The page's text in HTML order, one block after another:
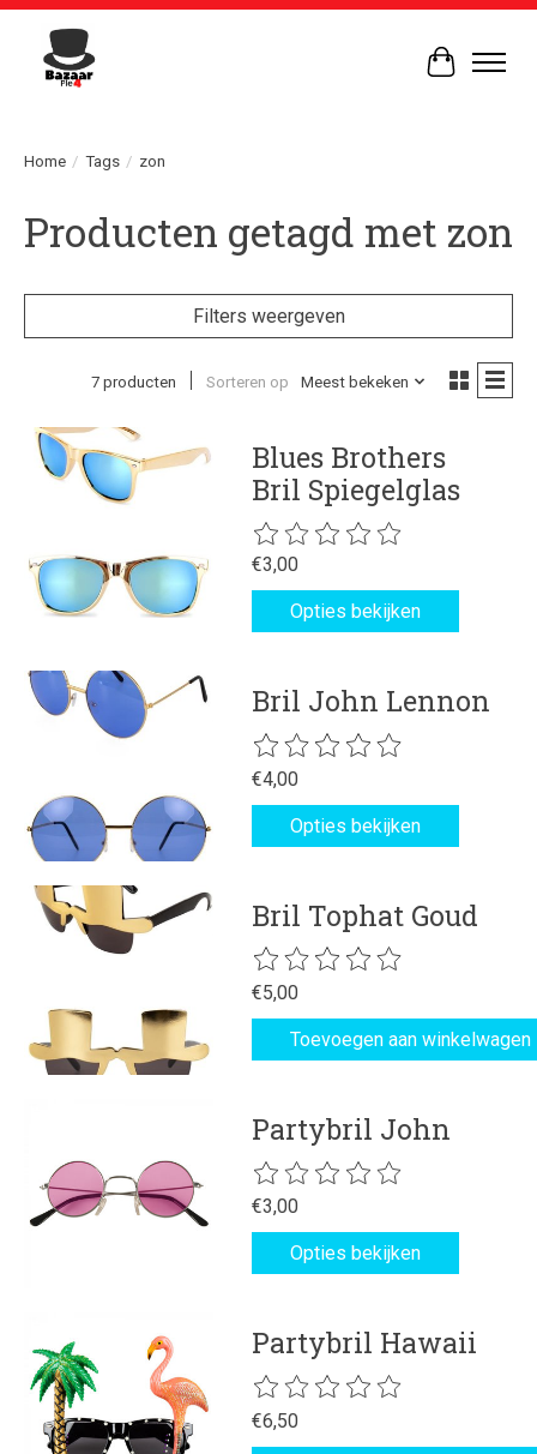
Home / Tags / zon
Producten getagd met zon
Filters weergeven
7 producten Sorteren op Meest bekeken
Blues Brothers
Bril Spiegelglas
De beoordeling van dit product is
€3,00
Opties bekijken
Bril John Lennon
De beoordeling van dit product is
€4,00
Opties bekijken
Bril Tophat Goud
De beoordeling van dit product is
€5,00
Toevoegen aan winkelwagen
Partybril John
De beoordeling van dit product is
€3,00
Opties bekijken
Partybril Hawaii
De beoordeling van dit product is
€6,50